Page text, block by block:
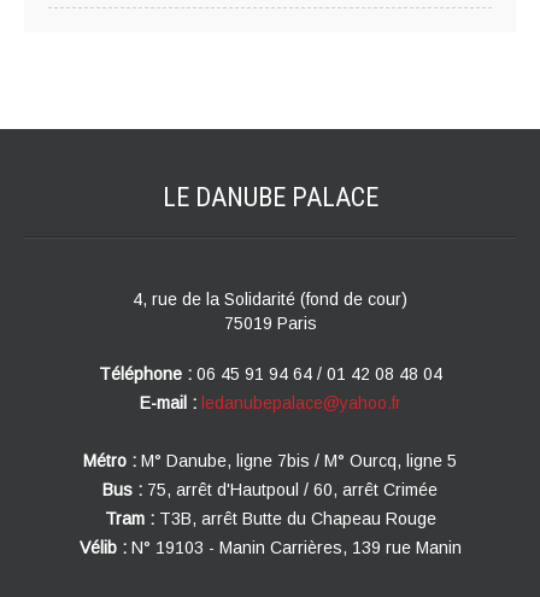
LE DANUBE PALACE
4, rue de la Solidarité (fond de cour)
75019 Paris
Téléphone : 06 45 91 94 64 / 01 42 08 48 04
E-mail : ledanubepalace@yahoo.fr
Métro : M° Danube, ligne 7bis / M° Ourcq, ligne 5
Bus : 75, arrêt d'Hautpoul / 60, arrêt Crimée
Tram : T3B, arrêt Butte du Chapeau Rouge
Vélib : N° 19103 - Manin Carrières, 139 rue Manin